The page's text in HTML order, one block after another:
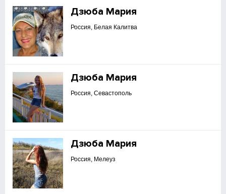
Дзюба Мария
Россия, Белая Калитва
Дзюба Мария
Россия, Севастополь
Дзюба Мария
Россия, Мелеуз